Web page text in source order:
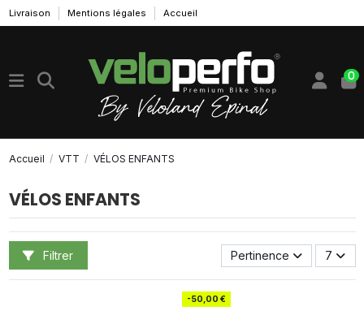
Livraison Mentions légales Accueil
0
Accueil VTT VÉLOS ENFANTS
VÉLOS ENFANTS
Filtrer Pertinence 7
-50,00 €